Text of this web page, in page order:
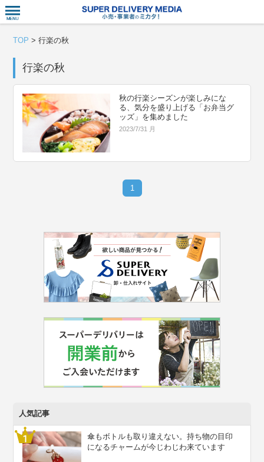
TOP >行楽の秋
行楽の秋
秋の行楽シーズンが楽しみにな
る、気分を盛り上げる「お弁当グ
ッズ」を集めました
2023/7/31 月
1
人気記事
傘もボトルも取り違えない。持ち物の目印
になるチャームが今じわじわ来ています